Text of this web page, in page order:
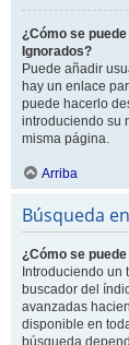
¿Cómo se
Ignorados?
Puede añadir
hay un enlace
puede hacerlo
introduciendo su
misma página.
Arriba
Búsqueda
¿Cómo se
Introduciendo un
buscador del
avanzadas
disponible en
búsqueda